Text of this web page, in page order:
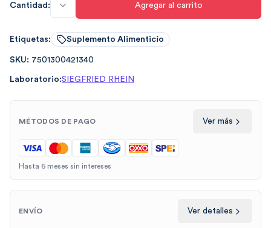
Cantidad: Agregar al carrito
Etiquetas: Suplemento Alimenticio
SKU: 7501300421340
Laboratorio:SIEGFRIED RHEIN
MÉTODOS DE PAGO Ver más
Hasta 6 meses sin intereses
ENVÍO Ver detalles